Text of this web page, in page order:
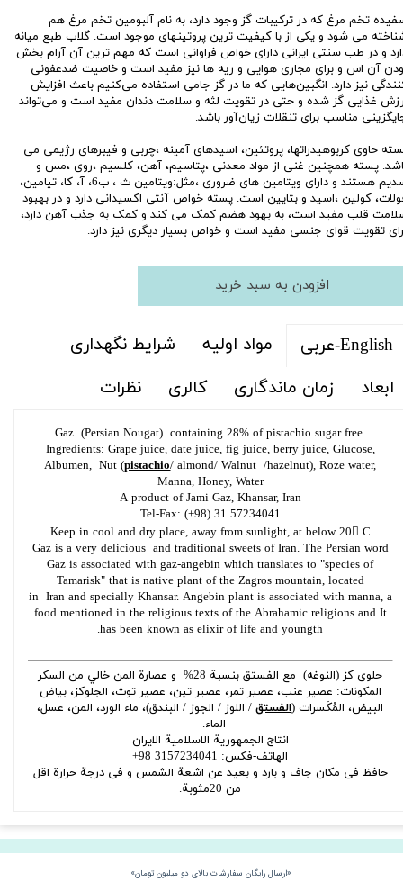
تخم مرغ که در ترکیبات گز وجود دارد، به نام آلبومین تخم مرغ هم
می شود و یکی از با کیفیت ترین پروتینهای موجود است. گلاب طبع میانه
و در طب سنتی ایرانی دارای خواص فراوانی است که مهم ترین آن آرام بخش
آن اس و برای مجاری هوایی و ریه ها نیز مفید است و خاصیت ضدعفونی
نیز دارد. انگبین‌هایی که ما در گز جامی استفاده می‌کنیم باعث افزایش
غذایی گز شده و حتی در تقویت لثه و سلامت دندان مفید است و می‌تواند
مناسب برای تنقلات زیان‌آور باشد.
حاوی کربوهیدراتها، پروتئین، اسیدهای آمینه ،چربی و فیبرهای رژیمی می
پسته همچنین غنی از مواد معدنی ،پتاسیم، آهن، کلسیم ،روی ،مس و
سدیم هستند و دارای ویتامین های ضروری ،مثل:ویتامین ث ، ب6، آ، کا، تیامین،
کولین ،اسید و بتایین است. پسته خواص آنتی اکسیدانی دارد و در بهبود
قلب مفید است‏، به بهود هضم کمک می کند و کمک به جذب آهن دارد،
تقویت قوای جنسی مفید است و خواص بسیار دیگری نیز دارد.
افزودن به سبد خرید
English-عربی مواد اولیه
شرایط نگهداری
ابعاد
زمان ماندگاری کالری نظرات
Ingredients: Grape juice, date juice, fig juice, berry juice, Glucose,
Albumen, Nut (pistachio/ almond/ Walnut /hazelnut), Roze water,
Manna, Honey, Water
A product of Jami Gaz, Khansar, Iran
Tel-Fax: (+98) 31 57234041
Keep in cool and dry place, away from sunlight, at below 20 C
Gaz is a very delicious and traditional sweets of Iran. The Persian word
Gaz is associated with gaz-angebin which translates to "species of
Tamarisk" that is native plant of the Zagros mountain, located
in Iran and specially Khansar. Angebin plant is associated with manna, a
food mentioned in the religious texts of the Abrahamic religions and It
has been known as elixir of life and youngth.
حلوی کز (النوغه) مع الفستق بنسبة 28% و عصارة المن خالي من السكر
المکونات: عصير عنب، عصير تمر، عصير تين، عصير توت، الجلوکز، بیاض
البیض، المُكَسرات (الفستق/ اللوز / الجوز / البندق)، ماء الورد، المن، عسل،
الماء.
انتاج الجمهوریة الاسلامیة الایران
الهاتف-فکس: 3157234041 98+
حافظ فی مکان جاف و بارد و بعید عن اشعة الشمس و فی درجة حرارة اقل
من 20مثوبة.
«ارسال رایگان سفارشات بالای دو میلیون تومان»